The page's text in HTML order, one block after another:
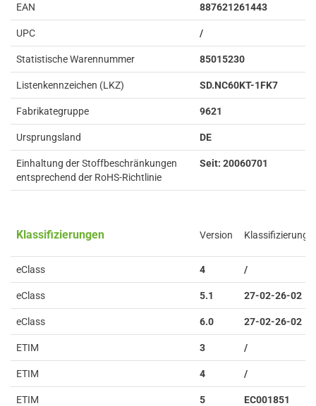
EAN 887621261443
UPC /
Statistische Warennummer 85015230
Listenkennzeichen (LKZ) SD.NC60KT-1FK7
Fabrikategruppe 9621
Ursprungsland DE
Einhaltung der Stoffbeschränkungen
entsprechend der RoHS-Richtlinie
Seit: 20060701
Klassifizierungen Version Klassifizierung
eClass 4 /
eClass 5.1 27-02-26-02
eClass 6.0 27-02-26-02
ETIM 3 /
ETIM 4 /
ETIM 5 EC001851